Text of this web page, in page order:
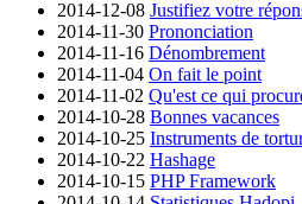
2014-12-08 Justifiez votre
2014-11-30 Prononciation
2014-11-16 Dénombrement
2014-11-04 On fait le point
2014-11-02 Qu'est ce qui
2014-10-28 Bonnes vacances
2014-10-25 Instruments de
2014-10-22 Hashage
2014-10-15 PHP Framework